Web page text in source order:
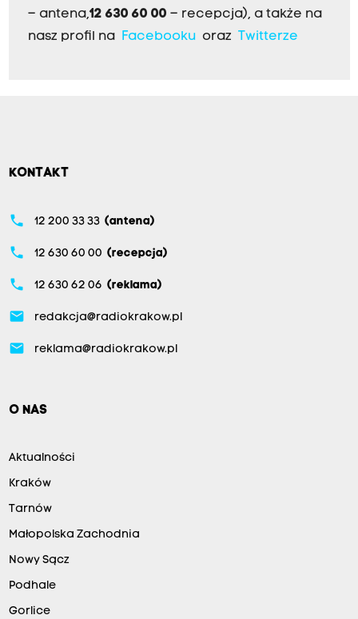
– antena,12 630 60 00 – recepcja), a także na
nasz profil na
Facebookuoraz Twitterze
KONTAKT
phone 12 200 33 33 (antena)
phone 12 630 60 00 (recepcja)
phone 12 630 62 06 (reklama)
email redakcja@radiokrakow.pl
email reklama@radiokrakow.pl
O NAS
Aktualności
Kraków
Tarnów
Małopolska Zachodnia
Nowy Sącz
Podhale
Gorlice